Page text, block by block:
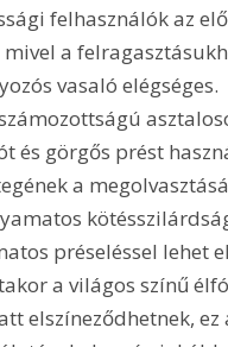
felhasználók az
a
vasaló elégséges.
és görgős prést
a
préseléssel lehet
a világos színű
elszíneződhetnek, ez